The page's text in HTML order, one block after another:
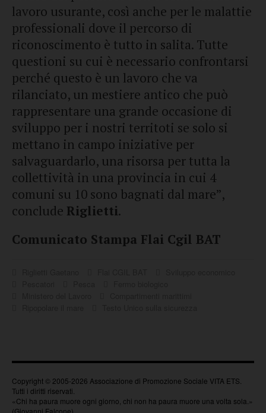
lavoro usurante, così anche per le malattie
professionali dove il percorso di
riconoscimento è tutto in salita. Tutte
questioni su cui è necessario confrontarsi
perché questo è un lavoro che va
rilanciato, un mestiere antico che può
rappresentare una grande occasione di
sviluppo per i nostri territoti se solo si
mettano in campo iniziative per
salvaguardarlo, una risorsa per tutta la
collettività in una provincia in cui 4
comuni su 10 sono bagnati dal mare”,
conclude Riglietti.
Comunicato Stampa Flai Cgil BAT
Copyright © 2005-2026 Associazione di Promozione Sociale VITA ETS.
Tutti i diritti riservati.
«Chi ha paura muore ogni giorno, chi non ha paura muore una volta sola.»
(Giovanni Falcone)